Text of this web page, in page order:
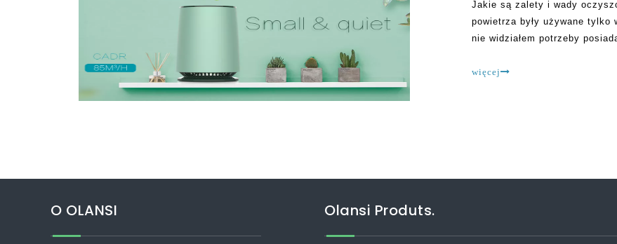
Jakie są zalety i wady
powietrza były używane tylko
nie widziałem potrzeby
urzędnikach
więcej
O OLANSI Olansi Produts.